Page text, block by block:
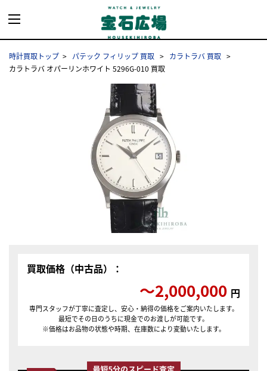
時計買取トップ パテック フィリップ 買取
カラトラバ 買取
カラトラバ オパーリンホワイト 5296G-010 買取
買取価格（中古品）：
〜2,000,000 円
専門スタッフが丁寧に査定し、安心・納得の価格をご案内いたします。
最短でその日のうちに現金でのお渡しが可能です。
※価格はお品物の状態や時期、在庫数により変動いたします。